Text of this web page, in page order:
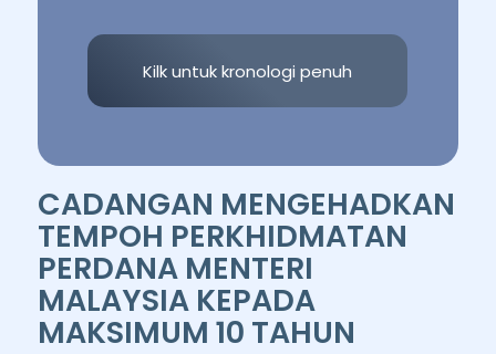
Kilk untuk kronologi penuh
CADANGAN MENGEHADKAN
TEMPOH PERKHIDMATAN
PERDANA MENTERI
MALAYSIA KEPADA
MAKSIMUM 10 TAHUN